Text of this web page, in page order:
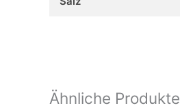
Ähnliche Produkte